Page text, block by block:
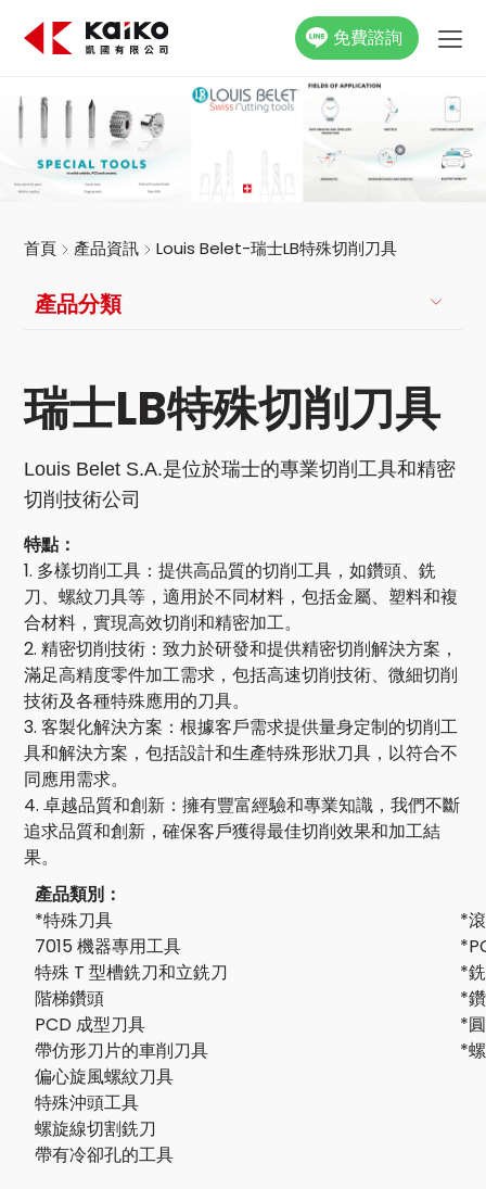
免費諮詢
關於凱國
產品資訊
最新消息
活動花絮
聯絡我們
首頁 產品資訊 Louis Belet-瑞士LB特殊切削刀具
產品分類
瑞士LB特殊切削刀具
Louis Belet S.A.是位於瑞士的專業切削工具和精密
切削技術公司
特點：
1. 多樣切削工具：提供高品質的切削工具，如鑽頭、銑
刀、螺紋刀具等，適用於不同材料，包括金屬、塑料和複
合材料，實現高效切削和精密加工。
2. 精密切削技術：致力於研發和提供精密切削解決方案，
滿足高精度零件加工需求，包括高速切削技術、微細切削
技術及各種特殊應用的刀具。
3. 客製化解決方案：根據客戶需求提供量身定制的切削工
具和解決方案，包括設計和生產特殊形狀刀具，以符合不
同應用需求。
4. 卓越品質和創新：擁有豐富經驗和專業知識，我們不斷
追求品質和創新，確保客戶獲得最佳切削效果和加工結
果。
產品類別：
*特殊刀具
7015 機器專用工具
特殊 T 型槽銑刀和立銑刀
階梯鑽頭
PCD 成型刀具
帶仿形刀片的車削刀具
偏心旋風螺紋刀具
特殊沖頭工具
螺旋線切割銑刀
帶有冷卻孔的工具
*
*
*
*
*